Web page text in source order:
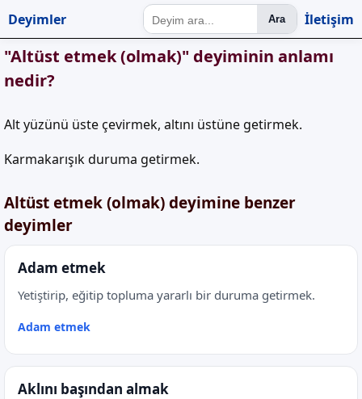
Deyimler Ara İletişim
"Altüst etmek (olmak)" deyiminin anlamı
nedir?
Alt yüzünü üste çevirmek, altını üstüne getirmek.
Karmakarışık duruma getirmek.
Altüst etmek (olmak) deyimine benzer
deyimler
Adam etmek
Yetiştirip, eğitip topluma yararlı bir duruma getirmek.
Adam etmek
Aklını başından almak